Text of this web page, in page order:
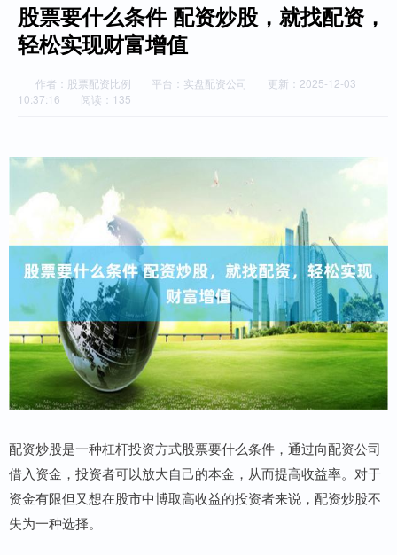
股票要什么条件 配资炒股，就找配资，
轻松实现财富增值
作者：股票配资比例 平台：实盘配资公司
更新：2025-12-03
10:37:16
阅读：135
配资炒股是一种杠杆投资方式股票要什么条件，通过向配资公司
借入资金，投资者可以放大自己的本金，从而提高收益率。对于
资金有限但又想在股市中博取高收益的投资者来说，配资炒股不
失为一种选择。